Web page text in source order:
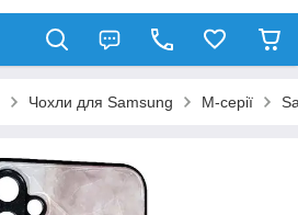
Чохли для Samsung М-серії